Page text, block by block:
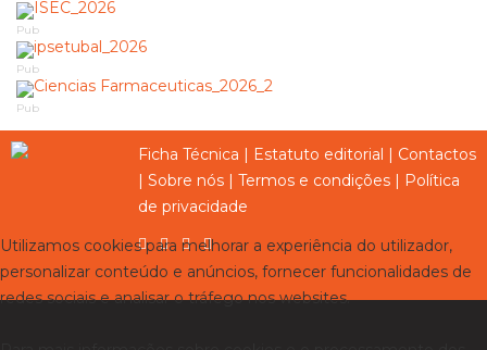
Pub
Pub
Pub
Ficha Técnica | Estatuto editorial | Contactos
| Sobre nós | Termos e condições | Política
de privacidade
Utilizamos cookies para melhorar a experiência do utilizador,
personalizar conteúdo e anúncios, fornecer funcionalidades de
redes sociais e analisar o tráfego nos websites.